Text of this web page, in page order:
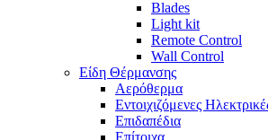
Blades
Light kit
Remote Control
Wall Control
Είδη Θέρμανσης
Αερόθερμα
Εντοιχιζόμενες
Επιδαπέδια